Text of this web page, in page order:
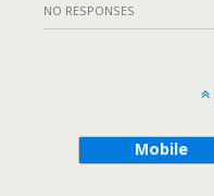
NO RESPONSES
Mobile